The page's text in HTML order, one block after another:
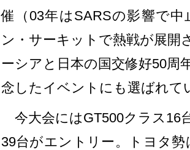
催（03年はSARSの影響で
ン・サーキットで熱戦が展開
ーシアと日本の国交修好50周
念したイベントにも選ばれて
今大会にはGT500クラス16
39台がエントリー。トヨタ